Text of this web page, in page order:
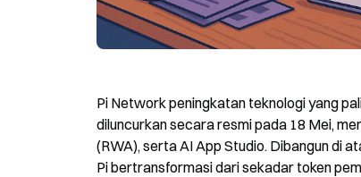
Pi Network peningkatan teknologi yang
diluncurkan secara resmi pada 18 Mei,
(RWA), serta AI App Studio. Dibangun di
Pi bertransformasi dari sekadar token